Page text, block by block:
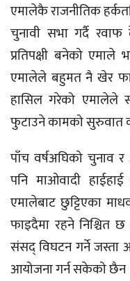
एमालेकै राजनीतिक
चुनावी सभा गर्दै
प्रतिपक्षी बनेको
एमालेले बहुमत नै खेर
हासिल गरेको एमालेले
फुटाउने कामको सुरुवात
पाँच वर्षअघिको चुनाव
पनि माओवादी
एमालेबाट छुट्टिएका
फाइदैमा रहने निश्चित
संसद् विघटन गर्ने
आयोजना गर्न सकेको छैन